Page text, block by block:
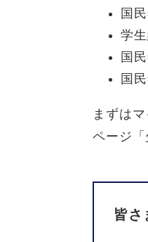
国
学
国
国
まずは
ページ「
皆さ